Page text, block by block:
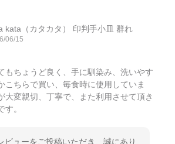
kata（カタカタ） 印判手小皿 群れ
06/15
もちょうど良く、手に馴染み、洗いやす
こちらで買い、毎食時に使用していま
大変親切、丁寧で、また利用させて頂き
。
ビューをご投稿いただき、誠にあり